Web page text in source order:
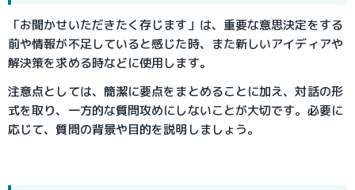
「お聞かせいただきたく存じます」は、 重要な意思決定をする
前や情報が不足していると感じた時、また新しいアイディアや
解決策を求める時などに使用します。
注意点としては、簡潔に要点をまとめることに加え、対話の形
式を取り、一方的な質問攻めにしないことが大切です。 必要に
応じて、質問の背景や目的を説明しましょう。